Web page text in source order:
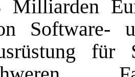
Milliarden
Software-